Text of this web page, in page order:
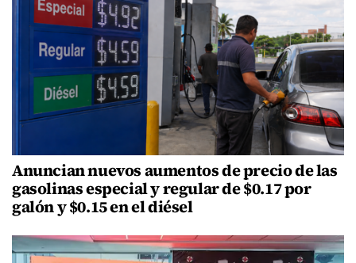
Anuncian nuevos aumentos de precio de las
gasolinas especial y regular de $0.17 por
galón y $0.15 en el diésel